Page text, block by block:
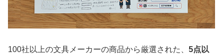
100社以上の文具メーカーの商品から厳選された、 5点以